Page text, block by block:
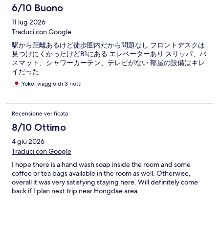
6/10 Buono
11 lug 2026
Traduci con Google
駅から距離あるけど徒歩圏内だから問題なし フロントデスクは
見つけにくかったけどB1にある エレベーターあり スリッパ、バ
スマット、シャワーカーテン、テレビがない 部屋の設備はキレ
イだった
Yoko, viaggio di 3 notti
Recensione verificata
8/10 Ottimo
4 giu 2026
Traduci con Google
I hope there is a hand wash soap inside the room and some
coffee or tea bags available in the room as well. Otherwise,
overall it was very satisfying staying here. Will definitely come
back if I plan next trip near Hongdae area.